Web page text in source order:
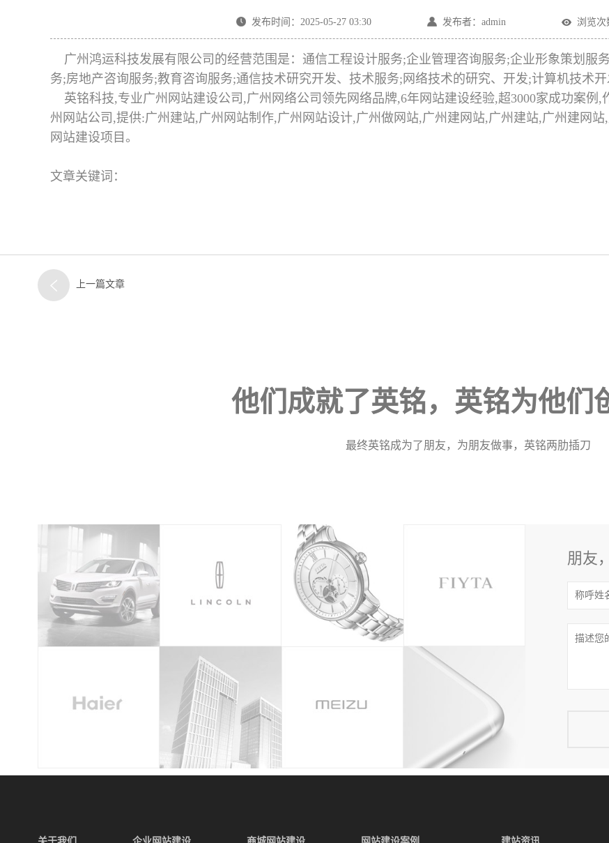
发布时间：2025-05-27 03:30 发布者：admin 浏览次
广州鸿运科技发展有限公司的经营范围是：通信工程设计服务;企业管理咨询服务;企业形象策划服
务;房地产咨询服务;教育咨询服务;通信技术研究开发、技术服务;网络技术的研究、开发;计算机技术
英铭科技,专业广州网站建设公司,广州网络公司领先网络品牌,6年网站建设经验,超3000家成功案例
州网站公司,提供:广州建站,广州网站制作,广州网站设计,广州做网站,广州建网站,广州建站,广州建网
网站建设项目。
文章关键词：
上一篇文章
他们成就了英铭，英铭为他们
最终英铭成为了朋友，为朋友做事，英铭两肋插刀
朋友